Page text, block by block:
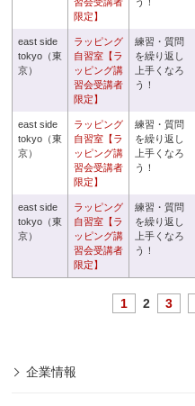
限定】
east side
tokyo（東
京）
ラッピング
自習室【ラ
ッピング講
習会受講者
限定】
練習・質問
を繰り返し
上手くなろ
う！
east side
tokyo（東
京）
ラッピング
自習室【ラ
ッピング講
習会受講者
限定】
練習・質問
を繰り返し
上手くなろ
う！
east side
tokyo（東
京）
ラッピング
自習室【ラ
ッピング講
習会受講者
限定】
練習・質問
を繰り返し
上手くなろ
う！
1 2 3
企業情報